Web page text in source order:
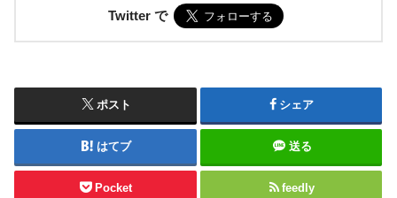
Twitter で
ポスト シェア
はてブ 送る
Pocket feedly